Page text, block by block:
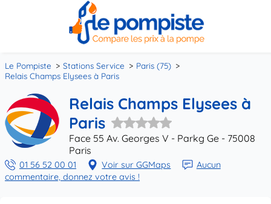
Le Pompiste Stations Service
Paris (75)
Relais Champs Elysees à Paris
Relais Champs Elysees à
Paris
Face 55 Av. Georges V - Parkg Ge - 75008
Paris
01 56 52 00 01 Voir sur GGMaps
Aucun
commentaire, donnez votre avis !